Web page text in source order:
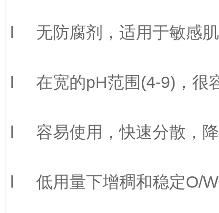
l 无防腐剂，适用于敏感
l 在宽的pH范围(4-9)，很
l 容易使用，快速分散，
l 低用量下增稠和稳定O/